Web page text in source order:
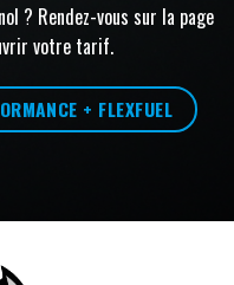
? Rendez-vous sur la page
votre tarif.
+ FLEXFUEL